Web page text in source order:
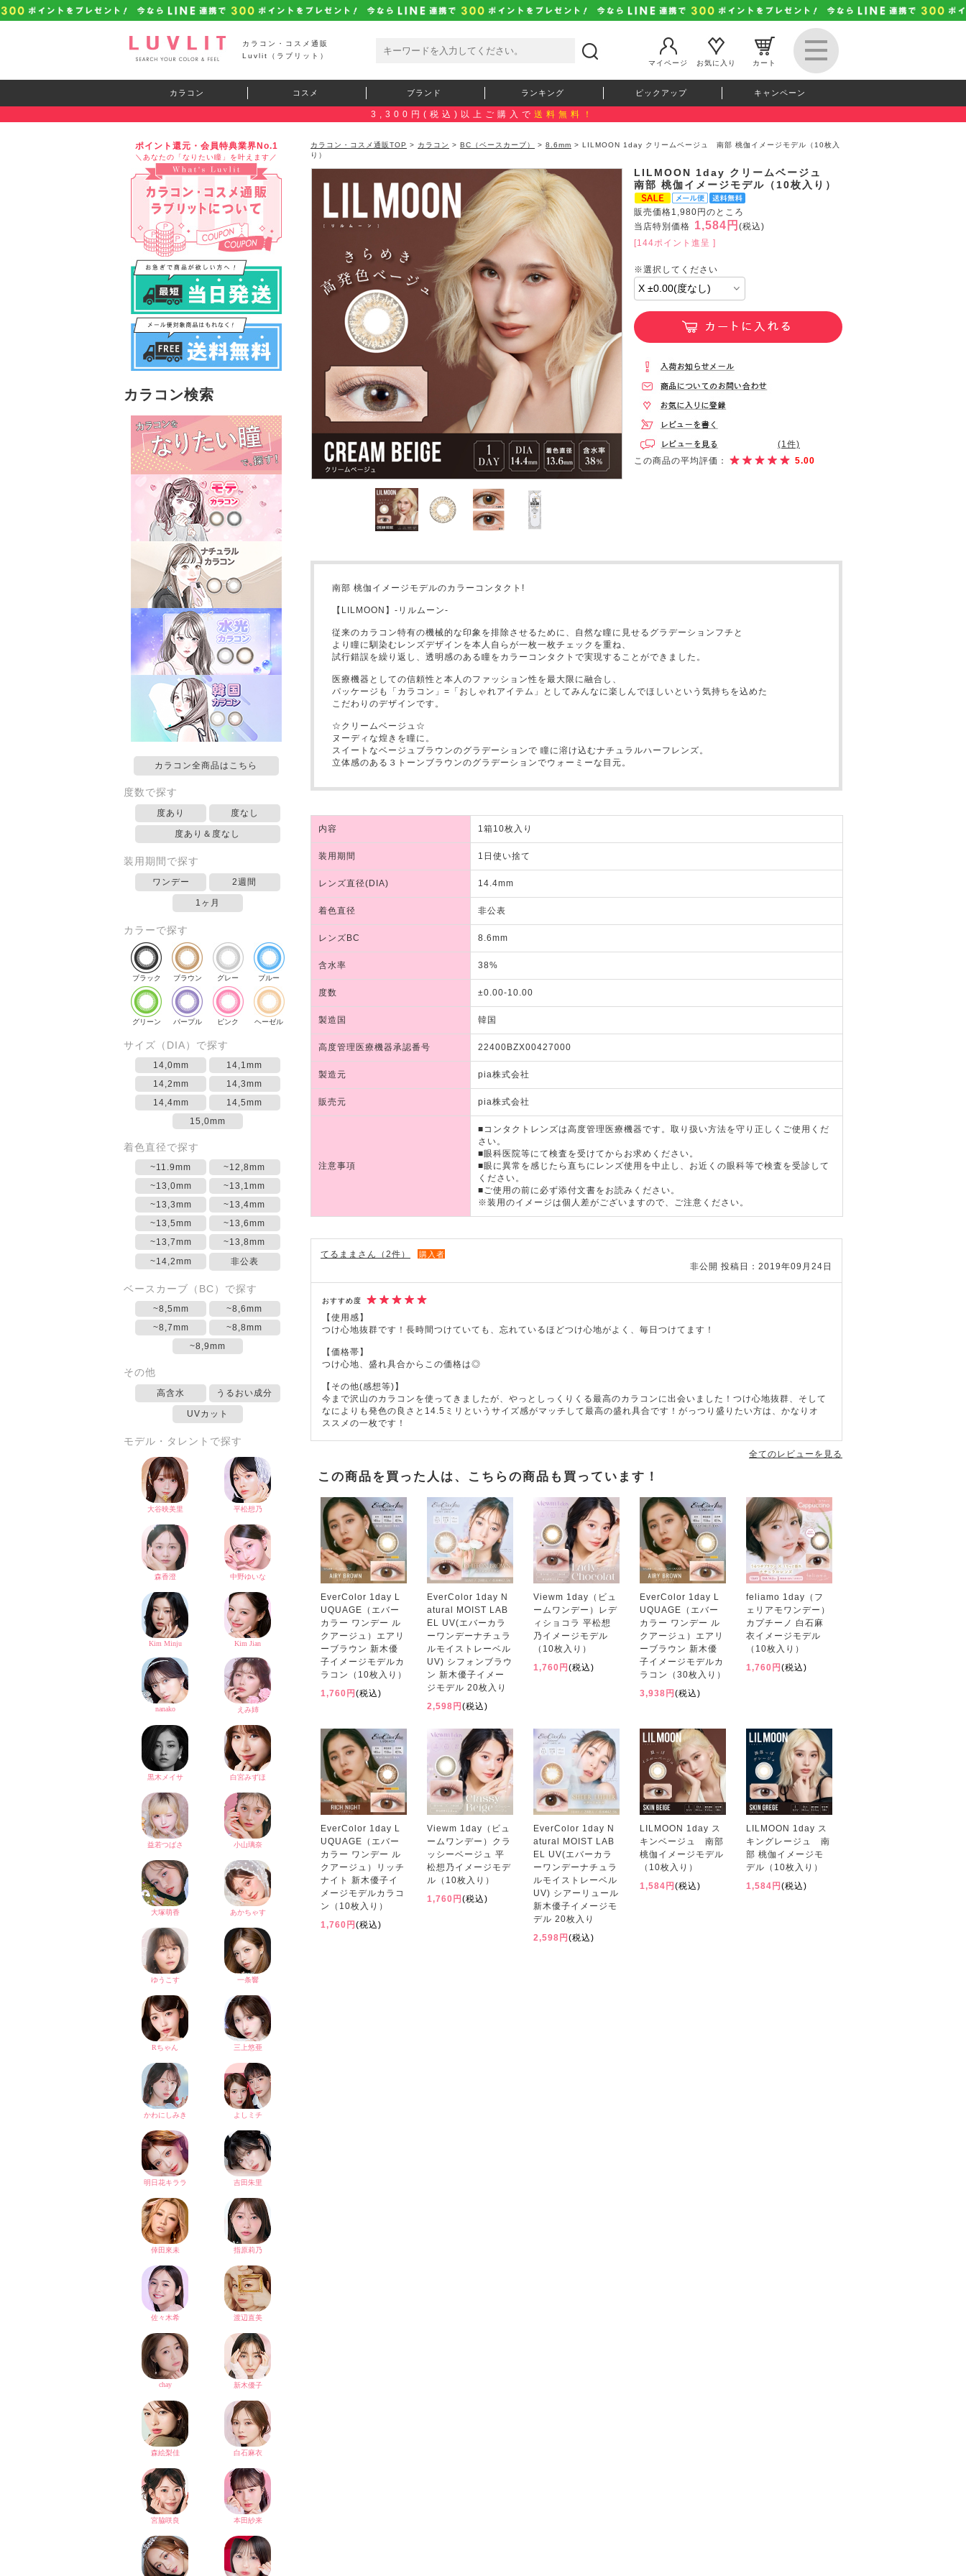
カラコン・コスメ通販
Luvlit（ラブリット）
マイページ
お気に入り カート
カラコン コスメ ブランド ランキング ピックアップ キャンペーン
3,300円(税込)以上ご購入で 送料無料！
ポイント還元・会員特典業界No.1
＼あなたの「なりたい瞳」を叶えます／
カラコン検索
カラコン全商品はこちら
度数で探す
度あり 度なし
度あり＆度なし
装用期間で探す
ワンデー 2週間
1ヶ月
カラーで探す
ブラック ブラウン グレー ブルー
グリーン パープル ピンク ヘーゼル
サイズ（DIA）で探す
14,0mm
14,1mm
14,2mm
14,3mm
14,4mm
14,5mm
15,0mm
着色直径で探す
~11.9mm
~12,8mm
~13,0mm
~13,1mm
~13,3mm
~13,4mm
~13,5mm
~13,6mm
~13,7mm
~13,8mm
~14,2mm
非公表
ベースカーブ（BC）で探す
~8,5mm
~8,6mm
~8,7mm
~8,8mm
~8,9mm
その他
高含水 うるおい成分
UVカット
モデル・タレントで探す
カラコン・コスメ通販TOP > カラコン > BC（ベースカーブ） > 8.6mm > LILMOON 1day クリームベージュ 南部 桃伽イメージモデル（10枚入
り）
LILMOON 1day クリームベージュ
南部 桃伽イメージモデル（10枚入り）
販売価格1,980円のところ
当店特別価格 1,584円 (税込)
[144ポイント進呈 ]
(1件)
この商品の平均評価：
5.00
南部 桃伽イメージモデルのカラーコンタクト!
【LILMOON】-リルムーン-
従来のカラコン特有の機械的な印象を排除させるために、自然な瞳に見せるグラデーションフチと
より瞳に馴染むレンズデザインを本人自らが一枚一枚チェックを重ね、
試行錯誤を繰り返し、透明感のある瞳をカラーコンタクトで実現することができました。
医療機器としての信頼性と本人のファッション性を最大限に融合し、
パッケージも「カラコン」=「おしゃれアイテム」としてみんなに楽しんでほしいという気持ちを込めた
こだわりのデザインです。
☆クリームベージュ☆
ヌーディな煌きを瞳に。
スイートなベージュブラウンのグラデーションで 瞳に溶け込むナチュラルハーフレンズ。
立体感のある３トーンブラウンのグラデーションでウォーミーな目元。
内容 1箱10枚入り
装用期間 1日使い捨て
レンズ直径(DIA) 14.4mm
着色直径 非公表
レンズBC 8.6mm
含水率 38%
度数 ±0.00-10.00
製造国 韓国
高度管理医療機器承認番号 22400BZX00427000
製造元 pia株式会社
販売元 pia株式会社
注意事項
■コンタクトレンズは高度管理医療機器です。取り扱い方法を守り正しくご使用くだ
さい。
■眼科医院等にて検査を受けてからお求めください。
■眼に異常を感じたら直ちにレンズ使用を中止し、お近くの眼科等で検査を受診して
ください。
■ご使用の前に必ず添付文書をお読みください。
※装用のイメージは個人差がございますので、ご注意ください。
てるままさん（2件） 購入者
非公開 投稿日：2019年09月24日
おすすめ度
【使用感】
つけ心地抜群です！長時間つけていても、忘れているほどつけ心地がよく、毎日つけてます！
【価格帯】
つけ心地、盛れ具合からこの価格は◎
【その他(感想等)】
今まで沢山のカラコンを使ってきましたが、やっとしっくりくる最高のカラコンに出会いました！つけ心地抜群、そして
なによりも発色の良さと14.5ミリというサイズ感がマッチして最高の盛れ具合です！がっつり盛りたい方は、かなりオ
ススメの一枚です！
全てのレビューを見る
この商品を買った人は、こちらの商品も買っています！
EverColor 1day L
UQUAGE（エバー
カラー ワンデー ル
クアージュ）エアリ
ーブラウン 新木優
子イメージモデルカ
ラコン（10枚入り）
1,760円 (税込)
EverColor 1day N
atural MOIST LAB
EL UV(エバーカラ
ーワンデーナチュラ
ルモイストレーベル
UV) シフォンブラウ
ン 新木優子イメー
ジモデル 20枚入り
2,598円 (税込)
Viewm 1day（ビュ
ームワンデー）レデ
ィショコラ 平松想
乃イメージモデル
（10枚入り）
1,760円 (税込)
EverColor 1day L
UQUAGE（エバー
カラー ワンデー ル
クアージュ）エアリ
ーブラウン 新木優
子イメージモデルカ
ラコン（30枚入り）
3,938円 (税込)
feliamo 1day（フ
ェリアモワンデー）
カプチーノ 白石麻
衣イメージモデル
（10枚入り）
1,760円 (税込)
EverColor 1day L
UQUAGE（エバー
カラー ワンデー ル
クアージュ）リッチ
ナイト 新木優子イ
メージモデルカラコ
ン（10枚入り）
1,760円 (税込)
Viewm 1day（ビュ
ームワンデー）クラ
ッシーベージュ 平
松想乃イメージモデ
ル（10枚入り）
1,760円 (税込)
EverColor 1day N
atural MOIST LAB
EL UV(エバーカラ
ーワンデーナチュラ
ルモイストレーベル
UV) シアーリュール
新木優子イメージモ
デル 20枚入り
2,598円 (税込)
LILMOON 1day ス
キンベージュ 南部
桃伽イメージモデル
（10枚入り）
1,584円 (税込)
LILMOON 1day ス
キングレージュ 南
部 桃伽イメージモ
デル（10枚入り）
1,584円 (税込)